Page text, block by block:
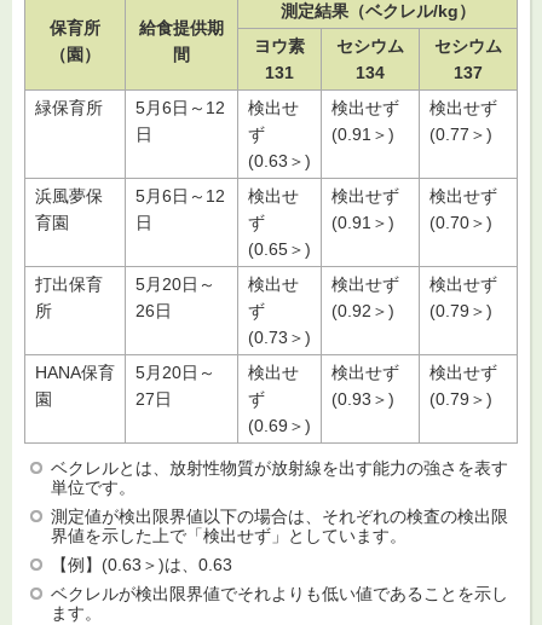
保育所
（園）
給食提供期
間
測定結果（ベクレル/kg）
ヨウ素
131
セシウム
134
セシウム
137
緑保育所
5月6日～12
日
検出せ
ず
(0.63＞)
検出せず
(0.91＞)
検出せず
(0.77＞)
浜風夢保
育園
5月6日～12
日
検出せ
ず
(0.65＞)
検出せず
(0.91＞)
検出せず
(0.70＞)
打出保育
所
5月20日～
26日
検出せ
ず
(0.73＞)
検出せず
(0.92＞)
検出せず
(0.79＞)
HANA保育
園
5月20日～
27日
検出せ
ず
(0.69＞)
検出せず
(0.93＞)
検出せず
(0.79＞)
ベクレルとは、放射性物質が放射線を出す能力の強さを表す
単位です。
測定値が検出限界値以下の場合は、それぞれの検査の検出限
界値を示した上で「検出せず」としています。
【例】(0.63＞)は、0.63
ベクレルが検出限界値でそれよりも低い値であることを示し
ます。